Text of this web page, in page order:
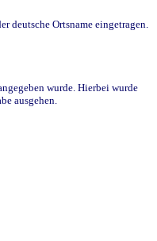
deutsche Ortsname eingetragen.
wurde. Hierbei wurde
ausgehen.